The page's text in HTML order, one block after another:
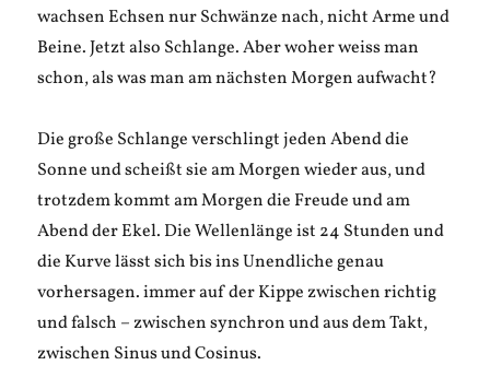
wachsen Echsen nur Schwänze nach, nicht Arme und
Beine. Jetzt also Schlange. Aber woher weiss man
schon, als was man am nächsten Morgen aufwacht?
Die große Schlange verschlingt jeden Abend die
Sonne und scheißt sie am Morgen wieder aus, und
trotzdem kommt am Morgen die Freude und am
Abend der Ekel. Die Wellenlänge ist 24 Stunden und
die Kurve lässt sich bis ins Unendliche genau
vorhersagen. immer auf der Kippe zwischen richtig
und falsch – zwischen synchron und aus dem Takt,
zwischen Sinus und Cosinus.